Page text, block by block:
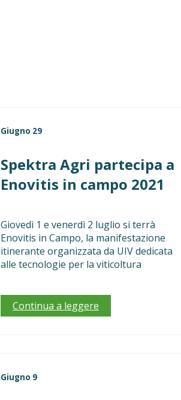
Giugno 29
Spektra Agri partecipa a
Enovitis in campo 2021
Giovedì 1 e venerdì 2 luglio si terrà
Enovitis in Campo, la manifestazione
itinerante organizzata da UIV dedicata
alle tecnologie per la viticoltura
Continua a leggere
Giugno 9